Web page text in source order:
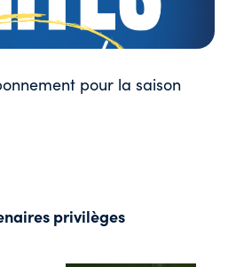
pour la saison
privilèges